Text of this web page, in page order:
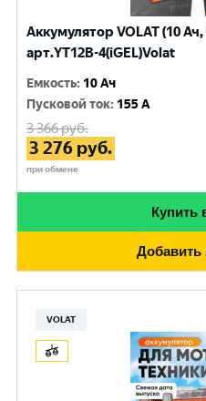
Аккумулятор VOLAT (10
арт.YT12B-4(iGEL)Volat
Емкость: 10 Ач
Пусковой ток: 155 A
3 366руб.
3 276 руб.
при обмене
Купить
Добавить
VOLAT